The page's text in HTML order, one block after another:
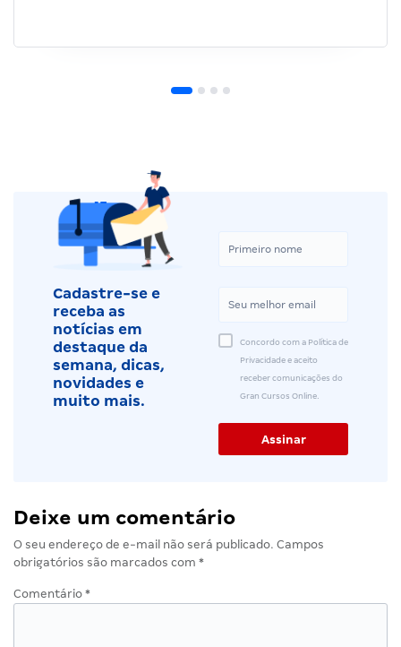
Cadastre-se e
receba as
notícias em
destaque da
semana, dicas,
novidades e
muito mais.
Concordo com a Política de
Privacidade e aceito
receber comunicações do
Gran Cursos Online.
Deixe um comentário
O seu endereço de e-mail não será publicado. Campos
obrigatórios são marcados com *
Comentário *